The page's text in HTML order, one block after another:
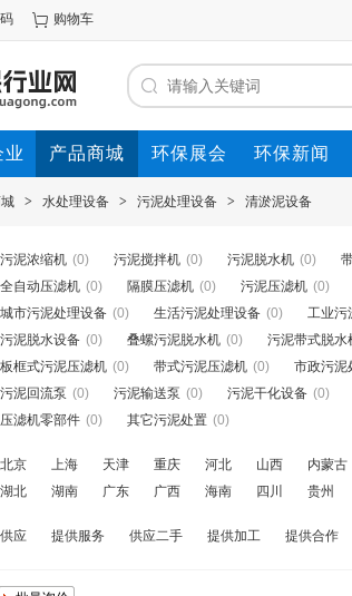
购物车
业 产品商城 环保展会 环保新闻
> 水处理设备 > 污泥处理设备 > 清淤泥设备
污泥浓缩机 (0) 污泥搅拌机 (0) 污泥脱水机 (0)
全自动压滤机 (0) 隔膜压滤机 (0) 污泥压滤机 (0)
城市污泥处理设备 (0) 生活污泥处理设备 (0) 工业污
污泥脱水设备 (0) 叠螺污泥脱水机 (0) 污泥带式脱水
板框式污泥压滤机 (0) 带式污泥压滤机 (0) 市政污泥
污泥回流泵 (0) 污泥输送泵 (0) 污泥干化设备 (0)
压滤机零部件 (0) 其它污泥处置 (0)
北京 上海 天津 重庆 河北 山西 内蒙古
湖北
湖南 广东 广西 海南 四川 贵州
供应 提供服务 供应二手 提供加工 提供合作